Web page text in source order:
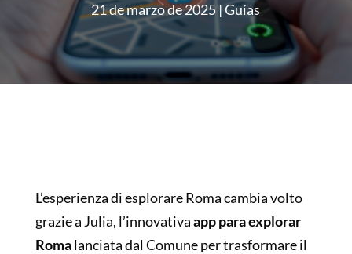
21 de marzo de 2025 Guías
L’esperienza di esplorare Roma cambia volto
grazie a Julia, l’innovativaapp para explorar
Romalanciata dal Comune per trasformare il